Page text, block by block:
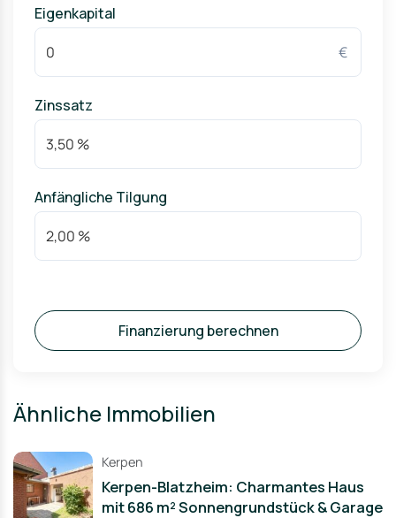
Landstraße und weiteren Hauptachsen von Düren.
Parkmöglichkeiten befinden sich vor Ort und in den
umliegenden Quartieren.
Eigenkapital
€
Zinssatz
Anfängliche Tilgung
Finanzierung berechnen
Ähnliche Immobilien
Kerpen
Kerpen-Blatzheim: Charmantes Haus
mit 686 m² Sonnengrundstück & Garage